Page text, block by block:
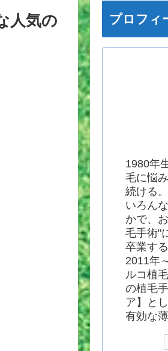
人気の
プロフィ
1980年
毛に悩
続ける。
いろん
かで、
毛手術"
卒業する
2011年
ルコ植
の植毛
ア】と
有効な